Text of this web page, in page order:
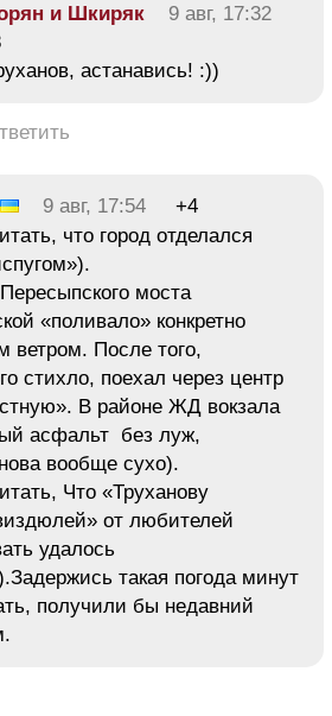
и Шкиряк
9 авг, 17:32
астанавись! :))
9 авг, 17:54
+4
что город отделался
моста
«поливало» конкретно
ветром. После того,
стихло, поехал через центр
В районе ЖД вокзала
асфальт без луж,
вообще сухо).
Что «Труханову
от любителей
удалось
такая погода минут
получили бы недавний